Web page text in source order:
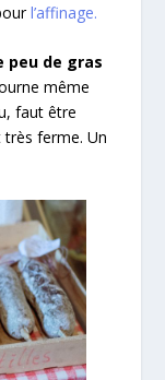
l’affinage.
peu de gras
même
faut être
ferme. Un